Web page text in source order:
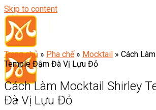
Skip to content
Trang chủ » Pha chế » Mocktail » Cách
Temple Đậm Đà Vị Lựu Đỏ
Cách Làm Mocktail Shirley
Đà Vị Lựu Đỏ